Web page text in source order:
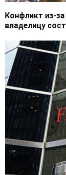
Конфликт из-
владелицу